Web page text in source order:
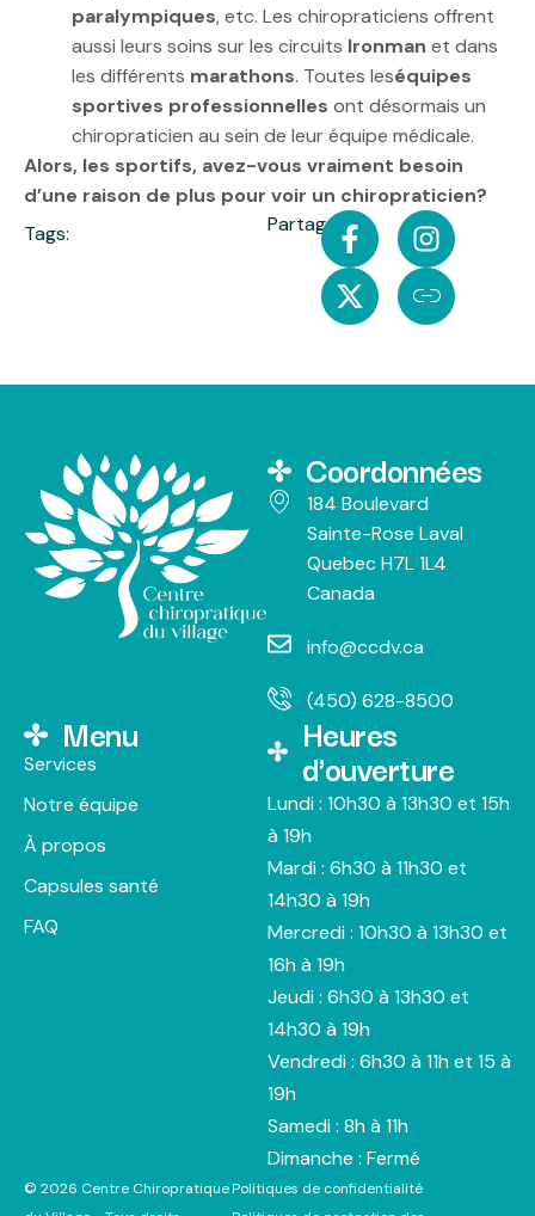
paralympiques, etc. Les chiropraticiens offrent
aussi leurs soins sur les circuits Ironman et dans
les différents marathons. Toutes leséquipes
sportives professionnelles ont désormais un
chiropraticien au sein de leur équipe médicale.
Alors, les sportifs, avez-vous vraiment besoin
d’une raison de plus pour voir un chiropraticien?
Tags:
Partager:
Coordonnées
184 Boulevard
Sainte-Rose Laval
Quebec H7L 1L4
Canada
info@ccdv.ca
(450) 628-8500
Menu
Services
Notre équipe
À propos
Capsules santé
FAQ
Heures
d'ouverture
Lundi : 10h30 à 13h30 et 15h
à 19h
Mardi : 6h30 à 11h30 et
14h30 à 19h
Mercredi : 10h30 à 13h30 et
16h à 19h
Jeudi : 6h30 à 13h30 et
14h30 à 19h
Vendredi : 6h30 à 11h et 15 à
19h
Samedi : 8h à 11h
Dimanche : Fermé
© 2026 Centre ChiropratiquePolitiques de confidentialité